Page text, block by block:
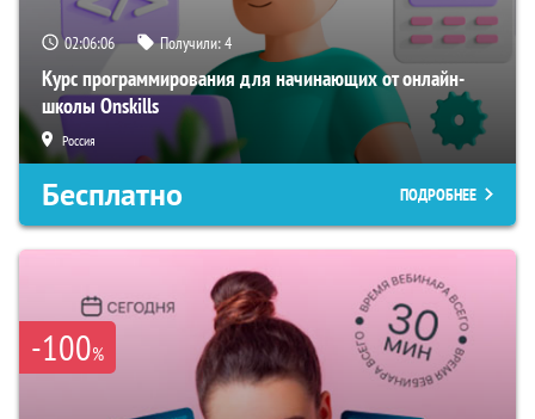
02:06:05 Получили:4
Курс программирования для начинающих от онлайн-
школы Onskills
Россия
Бесплатно ПОДРОБНЕЕ
-100%